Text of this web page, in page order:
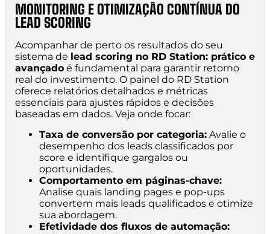
MONITORING E OTIMIZAÇÃO CONTÍNUA DO
LEAD SCORING
Acompanhar de perto os resultados do seu
sistema de lead scoring no RD Station: prático e
avançado é fundamental para garantir retorno
real do investimento. O painel do RD Station
oferece relatórios detalhados e métricas
essenciais para ajustes rápidos e decisões
baseadas em dados. Veja onde focar:
Taxa de conversão por categoria: Avalie o
desempenho dos leads classificados por
score e identifique gargalos ou
oportunidades.
Comportamento em páginas-chave:
Analise quais landing pages e pop-ups
convertem mais leads qualificados e otimize
sua abordagem.
Efetividade dos fluxos de automação: